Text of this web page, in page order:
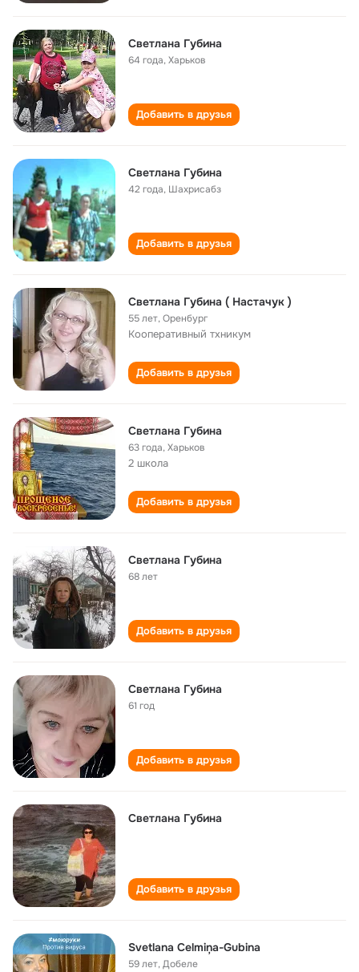
Светлана Губина
64 года,Харьков
Добавить в друзья
Светлана Губина
42 года, Шахрисабз
Добавить в друзья
Светлана Губина ( Настачук )
55 лет,Оренбург
Кооперативный тхникум
Добавить в друзья
Светлана Губина
63 года,Харьков
2 школа
Добавить в друзья
Светлана Губина
68 лет
Добавить в друзья
Светлана Губина
61 год
Добавить в друзья
Светлана Губина
Добавить в друзья
Svetlana Celmiņa-Gubina
59 лет,Добеле